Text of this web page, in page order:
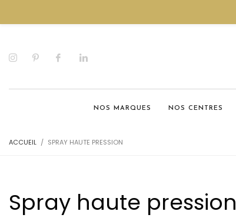
NOS MARQUES NOS CENTRES
ACCUEIL SPRAY HAUTE PRESSION
Spray haute pression